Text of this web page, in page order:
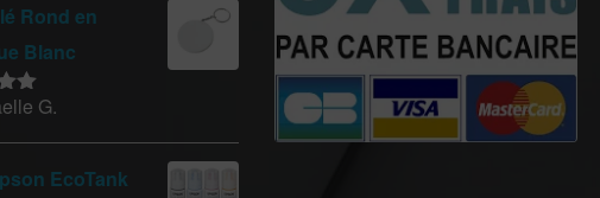
Rond en
Blanc
G.
EcoTank